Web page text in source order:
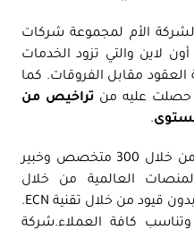
الأم لمجموعة شركات
لاين والتي تزود الخدمات
العقود مقابل الفروقات. كما
حصلت عليه من تراخيص من
.
خدمة العملاء 24 ساعة، 7 أيام من خلال 300 متخصص وخبير
العالمية من خلال
الهاتف، كما توفر أكويتي التداول بدون قيود من خلال تقنية ECN.
كافة العملاء.شركة